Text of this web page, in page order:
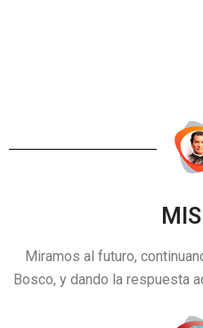
Miramos al futuro,
Bosco, y dando la respuesta